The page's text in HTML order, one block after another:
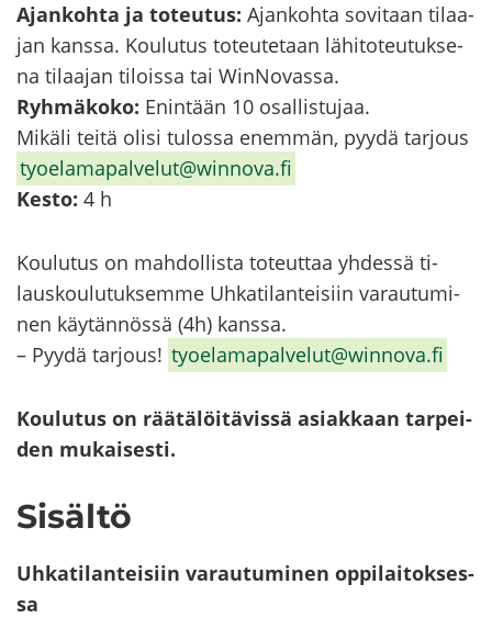
Ajan­koh­ta ja to­teu­tus: Ajan­koh­ta so­vi­taan ti­laa­
jan kans­sa. Kou­lu­tus to­teu­te­taan lä­hi­to­teu­tuk­se­
na ti­laa­jan ti­lois­sa tai WinNovassa.
Ryh­mä­ko­ko: Enin­tään 10 osal­lis­tu­jaa.
Mi­kä­li teitä olisi tu­los­sa enem­män, pyydä tar­jous
ty­oe­la­ma­pal­ve­lut@winnova.fi
Kesto: 4 h
Kou­lu­tus on mah­dol­lis­ta to­teut­taa yh­des­sä ti­
laus­kou­lu­tuk­sem­me Uh­ka­ti­lan­tei­siin va­rau­tu­mi­
nen käy­tän­nös­sä (4h) kans­sa.
– Pyydä tar­jous! ty­oe­la­ma­pal­ve­lut@winnova.fi
Kou­lu­tus on rää­tä­löi­tä­vis­sä asiak­kaan tar­pei­
den mu­kai­ses­ti.
Si­säl­tö
Uh­ka­ti­lan­tei­siin va­rau­tu­mi­nen op­pi­lai­tok­ses­
sa